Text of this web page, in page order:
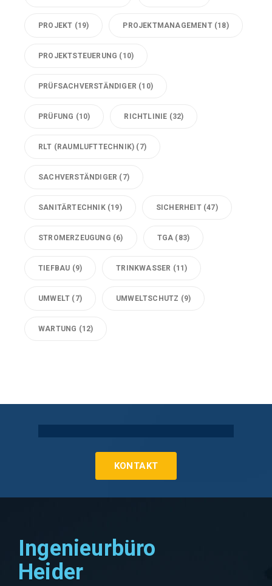
PROJEKT (19) PROJEKTMANAGEMENT(18)
PROJEKTSTEUERUNG (10)
PRÜFSACHVERSTÄNDIGER (10)
PRÜFUNG (10) RICHTLINIE (32)
RLT (RAUMLUFTTECHNIK) (7)
SACHVERSTÄNDIGER (7)
SANITÄRTECHNIK(19) SICHERHEIT(47)
STROMERZEUGUNG (6) TGA (83)
TIEFBAU (9) TRINKWASSER (11)
UMWELT (7) UMWELTSCHUTZ (9)
WARTUNG (12)
KONTAKT
Ingenieurbüro
Heider